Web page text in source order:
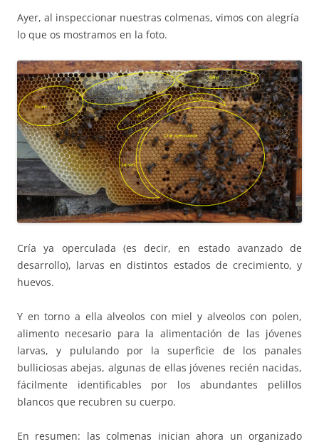
Ayer, al inspeccionar nuestras colmenas, vimos con alegría
lo que os mostramos en la foto.
Cría ya operculada (es decir, en estado avanzado de
desarrollo), larvas en distintos estados de crecimiento, y
huevos.
Y en torno a ella alveolos con miel y alveolos con polen,
alimento necesario para la alimentación de las jóvenes
larvas, y pululando por la superficie de los panales
bulliciosas abejas, algunas de ellas jóvenes recién nacidas,
fácilmente identificables por los abundantes pelillos
blancos que recubren su cuerpo.
En resumen: las colmenas inician ahora un organizado